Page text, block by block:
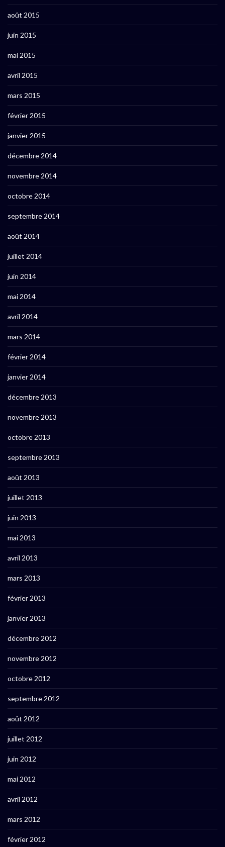
août 2015
juin 2015
mai 2015
avril 2015
mars 2015
février 2015
janvier 2015
décembre 2014
novembre 2014
octobre 2014
septembre 2014
août 2014
juillet 2014
juin 2014
mai 2014
avril 2014
mars 2014
février 2014
janvier 2014
décembre 2013
novembre 2013
octobre 2013
septembre 2013
août 2013
juillet 2013
juin 2013
mai 2013
avril 2013
mars 2013
février 2013
janvier 2013
décembre 2012
novembre 2012
octobre 2012
septembre 2012
août 2012
juillet 2012
juin 2012
mai 2012
avril 2012
mars 2012
février 2012